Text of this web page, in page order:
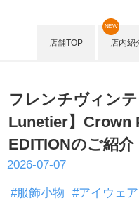
店舗TOP 店内紹
NEW
フレンチヴィン
Lunetier】Crown
EDITIONのご紹介
2026-07-07
#服飾小物 #アイウェア